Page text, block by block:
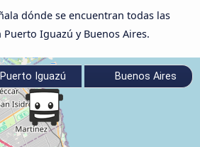
dónde se encuentran todas las
Iguazú y Buenos Aires.
Puerto Iguazú Buenos Aires